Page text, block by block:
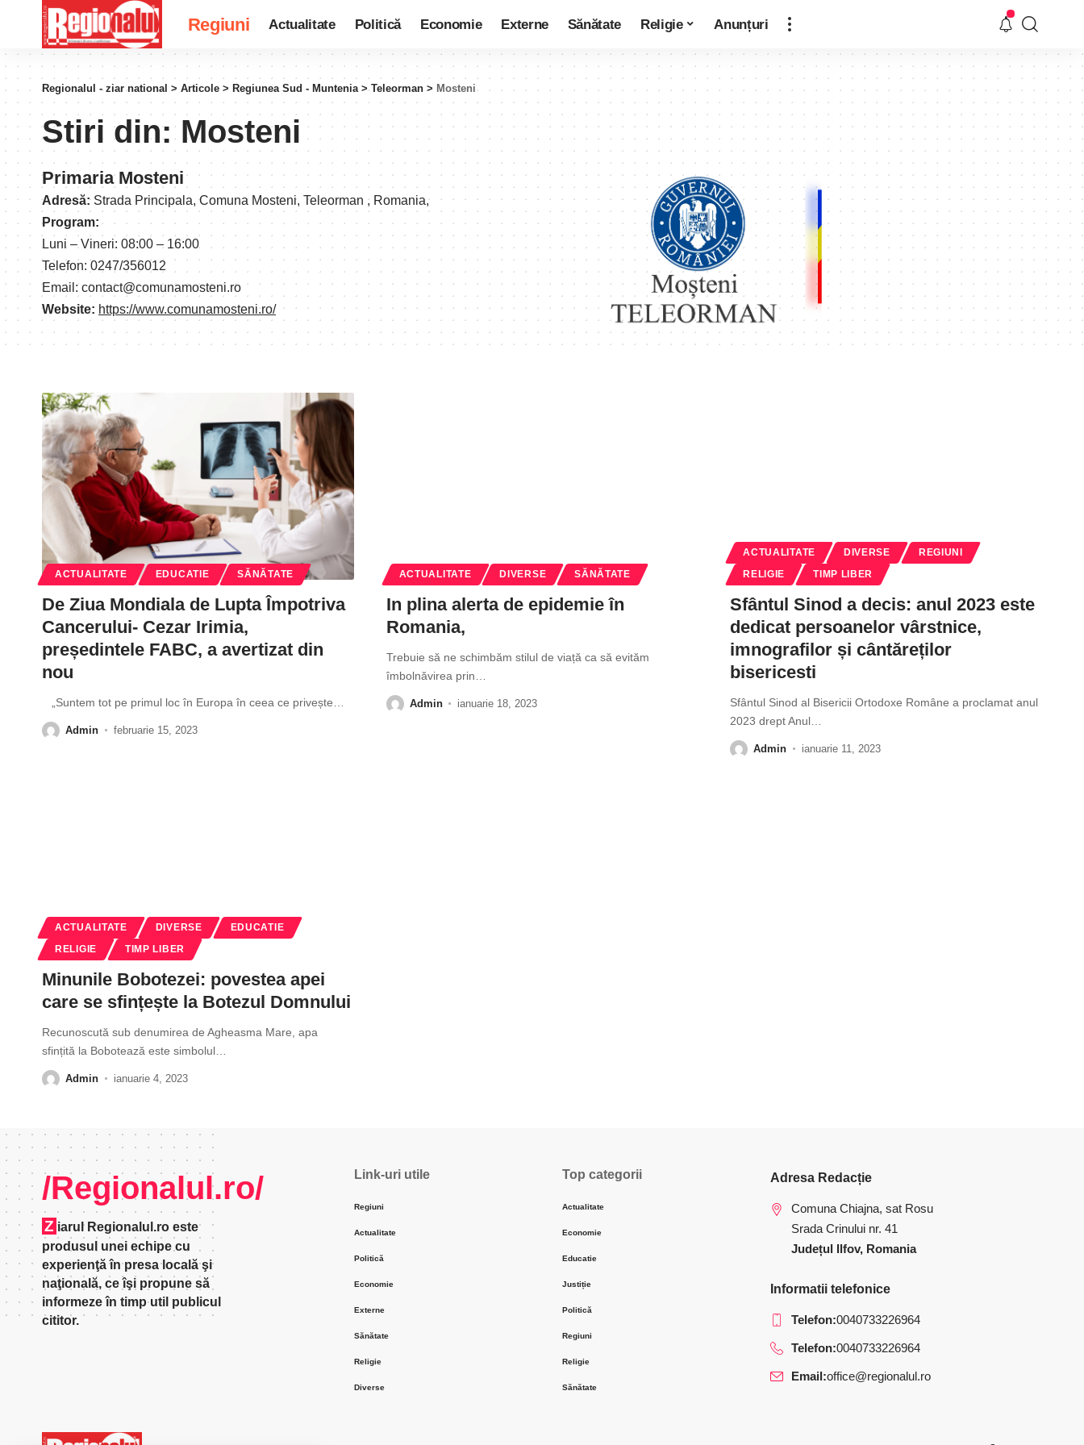
Regiuni Actualitate Politică Economie Externe Sănătate Religie Anunțuri
Regionalul - ziar national > Articole > Regiunea Sud - Muntenia>Teleorman > Mosteni
Stiri din:Mosteni
Primaria Mosteni
Adresă:Strada Principala, Comuna Mosteni, Teleorman , Romania,
Program:
Luni – Vineri: 08:00 – 16:00
Telefon: 0247/356012
Email: contact@comunamosteni.ro
Website: https://www.comunamosteni.ro/
ACTUALITATE EDUCATIE SĂNĂTATE
De Ziua Mondiala de Lupta Împotriva
Cancerului- Cezar Irimia,
președintele FABC, a avertizat din
nou
„Suntem tot pe primul loc în Europa în ceea ce privește
Admin februarie 15, 2023
ACTUALITATE DIVERSE SĂNĂTATE
In plina alerta de epidemie în
Romania,
Trebuie să ne schimbăm stilul de viață ca să evităm
îmbolnăvirea prin
Admin ianuarie 18, 2023
ACTUALITATE DIVERSE REGIUNI
RELIGIE TIMP LIBER
Sfântul Sinod a decis: anul 2023 este
dedicat persoanelor vârstnice,
imnografilor și cântăreților
bisericesti
Sfântul Sinod al Bisericii Ortodoxe Române a proclamat anul
2023 drept Anul
Admin ianuarie 11, 2023
ACTUALITATE DIVERSE EDUCATIE
RELIGIE TIMP LIBER
Minunile Bobotezei: povestea apei
care se sfințește la Botezul Domnului
Recunoscută sub denumirea de Agheasma Mare, apa
sfințită la Bobotează este simbolul
Admin ianuarie 4, 2023
/Regionalul.ro/
Z iarul Regionalul.ro este
produsul unei echipe cu
experienţă în presa locală şi
naţională, ce îşi propune să
informeze în timp util publicul
cititor.
Link-uri utile
Regiuni
Actualitate
Politică
Economie
Externe
Sănătate
Religie
Diverse
Top categorii
Actualitate
Economie
Educatie
Justiție
Politică
Regiuni
Religie
Sănătate
Adresa Redacție
Comuna Chiajna, sat Rosu
Srada Crinului nr. 41
Județul Ilfov, Romania
Informatii telefonice
Telefon:0040733226964
Telefon:0040733226964
Email:office@regionalul.ro